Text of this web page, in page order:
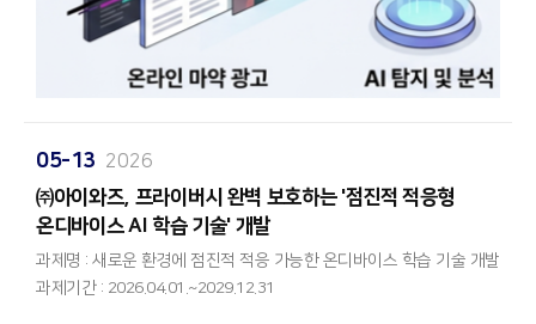
바탕으로, 개발된 AI 분석 모델이 실제 농가 경영 현장에서 직관적으로
활용될 수 있도록 최종 서비스 화면(UI) 설계부터 통합 플랫폼 구현까지
완벽하게 책임지겠습니다.
연말까지 현장 적용이 가능한 최고 수준의 통합 플랫폼 및 AI 웹 분석
서비스를 여러분께 선보일 예정입니다.
데이터와 AI 기술로 1차 산업의 한계를 뛰어넘어 스마트 축산 시대를
선도할 아이와즈의 혁신적인 도전에 앞으로도 많은 기대와 성원
부탁드립니다.
역할을 맡아, 마약 수사의 패러다임을 바꿀 혁신적인 기술을 선보일
여러 플랫폼을 아우르며 유통되는 마약 광고를 실시간으로 수집하고
식별하는 강력한 AI 기반 인프라를 구축합니다.
LLM 기반 은어 자동 식별 및 멀티모달 기술 고도화: 나날이 진화하고
교묘해지는 마약 은어에 선제적으로 대응하기 위해 거대언어모델
(LLM)을 활용, 은어 후보를 자동 생성하고 평가하는 모듈을
05-13 2026
​㈜아이와즈, 프라이버시 완벽 보호하는 '점진적 적응형
온디바이스 AI 학습 기술' 개발
과제명 : 새로운 환경에 점진적 적응 가능한 온디바이스 학습 기술 개발
과제기간 : 2026.04.01.~2029.12.31